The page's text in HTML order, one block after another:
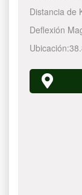
Distancia de
Deflexión
Ubicación: